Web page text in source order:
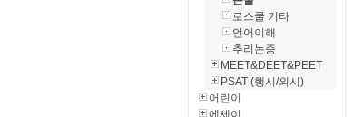
로스쿨 기타
언어이해
추리논증
MEET&DEET&PEET
PSAT (행시/외시)
어린이
에세이